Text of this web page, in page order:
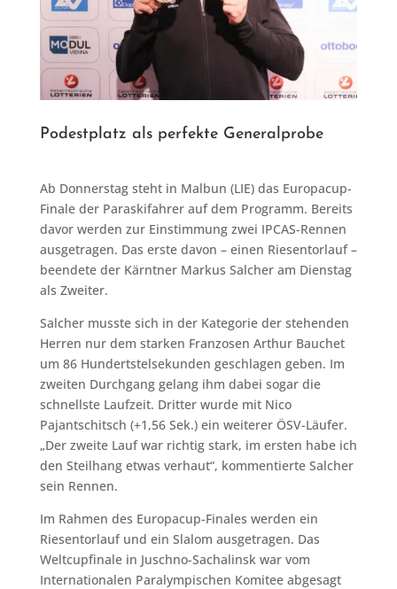
Podestplatz als perfekte Generalprobe
Ab Donnerstag steht in Malbun (LIE) das Europacup-
Finale der Paraskifahrer auf dem Programm. Bereits
davor werden zur Einstimmung zwei IPCAS-Rennen
ausgetragen. Das erste davon – einen Riesentorlauf –
beendete der Kärntner Markus Salcher am Dienstag
als Zweiter.
Salcher musste sich in der Kategorie der stehenden
Herren nur dem starken Franzosen Arthur Bauchet
um 86 Hundertstelsekunden geschlagen geben. Im
zweiten Durchgang gelang ihm dabei sogar die
schnellste Laufzeit. Dritter wurde mit Nico
Pajantschitsch (+1,56 Sek.) ein weiterer ÖSV-Läufer.
„Der zweite Lauf war richtig stark, im ersten habe ich
den Steilhang etwas verhaut“, kommentierte Salcher
sein Rennen.
Im Rahmen des Europacup-Finales werden ein
Riesentorlauf und ein Slalom ausgetragen. Das
Weltcupfinale in Juschno-Sachalinsk war vom
Internationalen Paralympischen Komitee abgesagt